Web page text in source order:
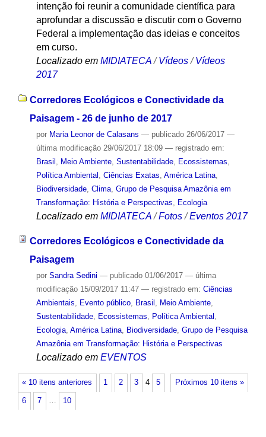
intenção foi reunir a comunidade científica para
aprofundar a discussão e discutir com o Governo
Federal a implementação das ideias e conceitos
em curso.
Localizado em MIDIATECA /Vídeos /Vídeos
2017
Corredores Ecológicos e Conectividade da
Paisagem - 26 de junho de 2017
por Maria Leonor de Calasans — publicado26/06/2017 —
última modificação29/06/2017 18:09 — registrado em:
Brasil
Meio Ambiente, Sustentabilidade, Ecossistemas
Política Ambiental Ciências Exatas América Latina,
Biodiversidade, Clima, Grupo de Pesquisa Amazônia em
Transformação: História e Perspectivas
Ecologia
Localizado em MIDIATECA /Fotos /Eventos 2017
Corredores Ecológicos e Conectividade da
Paisagem
por Sandra Sedini — publicado01/06/2017 — última
modificação15/09/2017 11:47 — registrado em: Ciências
Ambientais, Evento público, Brasil , Meio Ambiente,
Sustentabilidade, Ecossistemas, Política Ambiental ,
Ecologia, América Latina, Biodiversidade, Grupo de Pesquisa
Amazônia em Transformação: História e Perspectivas
Localizado em EVENTOS
« 10 itens anteriores Próximos 10 itens »
1 2 3 4 5
6 7 … 10